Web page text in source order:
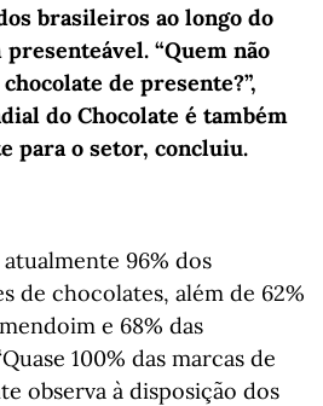
brasileiros ao longo do
“Quem não
de presente?”,
do Chocolate é também
para o setor, concluiu.
96% dos
de chocolates, além de 62%
e 68% das
100% das marcas de
observa à disposição dos